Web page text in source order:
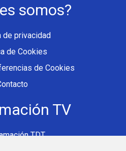
somos?
de privacidad
de Cookies
de Cookies
TV
TDT